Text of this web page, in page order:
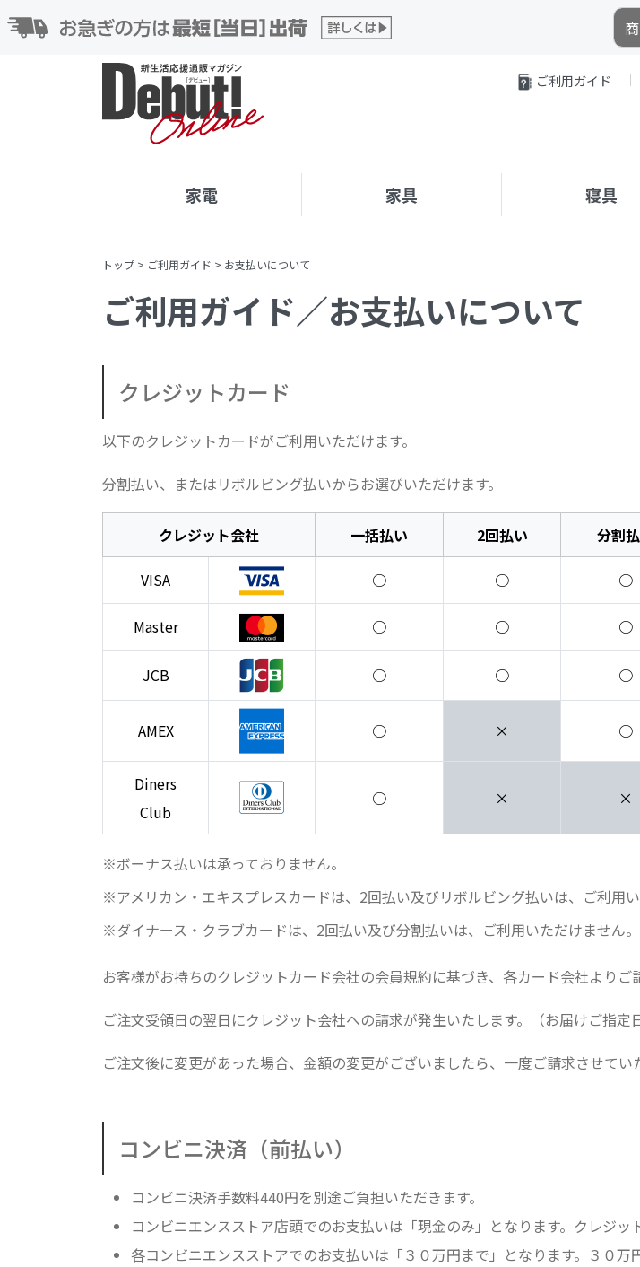
ご利用ガイド
家電 家具 寝具
トップ > ご利用ガイド > お支払いについて
ご利用ガイド／お支払いについて
クレジットカード
以下のクレジットカードがご利用いただけます。
分割払い、またはリボルビング払いからお選びいただけます。
クレジット会社 一括払い 2回払い 分割
VISA ○ ○ ○
Master ○ ○ ○
JCB ○ ○ ○
AMEX ○ × ○
Diners
Club
○ × ×
ボーナス払いは承っておりません。
アメリカン・エキスプレスカードは、2回払い及びリボルビング払いは、ご利用い
ダイナース・クラブカードは、2回払い及び分割払いは、ご利用いただけません。
お客様がお持ちのクレジットカード会社の会員規約に基づき、各カード会社よりご
ご注文受領日の翌日にクレジット会社への請求が発生いたします。（お届けご指
ご注文後に変更があった場合、金額の変更がございましたら、一度ご請求させて
コンビニ決済（前払い）
コンビニ決済手数料440円を別途ご負担いただきます。
コンビニエンスストア店頭でのお支払いは「現金のみ」となります。クレジッ
各コンビニエンスストアでのお支払いは「３０万円まで」となります。３０